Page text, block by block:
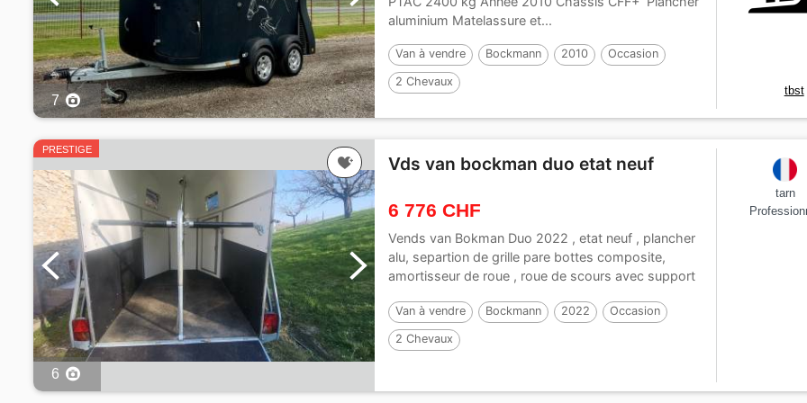
7
aluminium Matelassure et...
Van à vendre Bockmann 2010 Occasion
2 Chevaux
tbst
PRESTIGE
6
Vds van bockman duo etat neuf
6 776 CHF
Vends van Bokman Duo 2022 , etat neuf , plancher
alu, separtion de grille pare bottes composite,
amortisseur de roue , roue de scours avec support
Van à vendre Bockmann 2022 Occasion
2 Chevaux
tarn